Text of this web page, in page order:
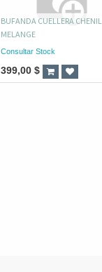
BUFANDA CUELLERA
MELANGE
Consultar Stock
399,00 $